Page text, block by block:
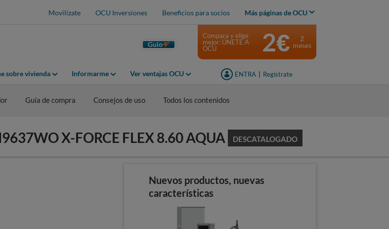
Movilízate OCU Inversiones Beneficios para socios Más páginas de OCU
Guio
sobre vivienda Informarme Ver ventajas OCU ENTRA Regístrate
Compara y elige
mejor: ÚNETE A
OCU
2€
2
meses
Guía de compra Consejos de uso Todos los contenidos
X-FORCE FLEX 8.60 AQUA DESCATALOGADO
Nuevos productos, nuevas
características